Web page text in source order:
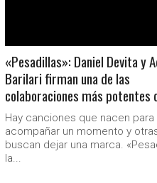
«Pesadillas»: Daniel Devita y
Barilari firman una de las
colaboraciones más potentes
Hay canciones que nacen para
acompañar un momento y
buscan dejar una marca.
la...